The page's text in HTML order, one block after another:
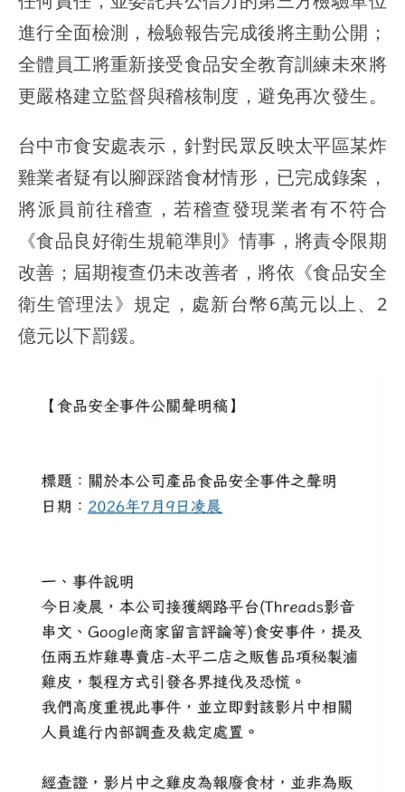
進行全面檢測，檢驗報告完成後將主動公開；
全體員工將重新接受食品安全教育訓練未來將
更嚴格建立監督與稽核制度，避免再次發生。
台中市食安處表示，針對民眾反映太平區某炸
雞業者疑有以腳踩踏食材情形，已完成錄案，
將派員前往稽查，若稽查發現業者有不符合
《食品良好衛生規範準則》情事，將責令限期
改善；屆期複查仍未改善者，將依《食品安全
衛生管理法》規定，處新台幣6萬元以上、2
億元以下罰鍰。